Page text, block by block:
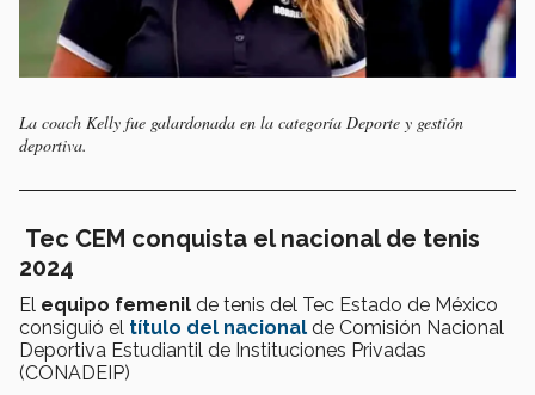
La coach Kelly fue galardonada en la categoría Deporte y gestión
deportiva.
Tec CEM conquista el nacional de tenis
2024
El equipo femenil de tenis del Tec Estado de México
consiguió el título del nacional de Comisión Nacional
Deportiva Estudiantil de Instituciones Privadas
(CONADEIP)